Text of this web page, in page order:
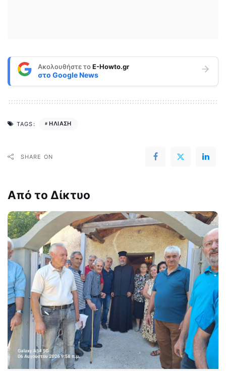
Ακολουθήστε τοE-Howto.gr
στο Google News
TAGS: ΗΛΙΑΣΗ
SHARE ON
Από το Δίκτυο